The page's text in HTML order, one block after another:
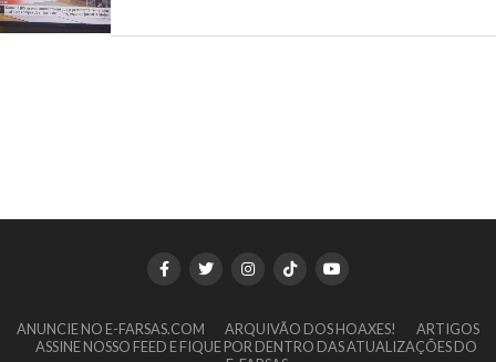
ANUNCIE NO E-FARSAS.COM ARQUIVÃO DOS HOAXES!
ARTIGOS
ASSINE NOSSO FEED E FIQUE POR DENTRO DAS ATUALIZAÇÕES DO